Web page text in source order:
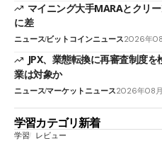
マイニング大手MARAとクリ
に差
ニュースビットコインニュース2026年
JPX、業態転換に再審査制度
業は対象か
ニュースマーケットニュース2026年08
学習カテゴリ新着
学習 レビュー